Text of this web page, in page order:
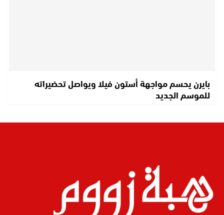
بايرن يحسم مواجهة أستون فيلا ويواصل تحضيراته
للموسم الجديد